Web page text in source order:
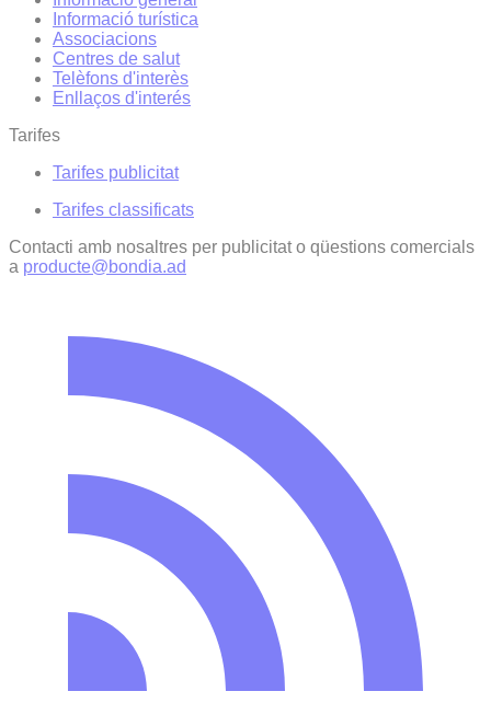
Informació turística
Associacions
Centres de salut
Telèfons d'interès
Enllaços d'interés
Tarifes
Tarifes publicitat
Tarifes classificats
Contacti amb nosaltres per publicitat o qüestions comercials
a producte@bondia.ad